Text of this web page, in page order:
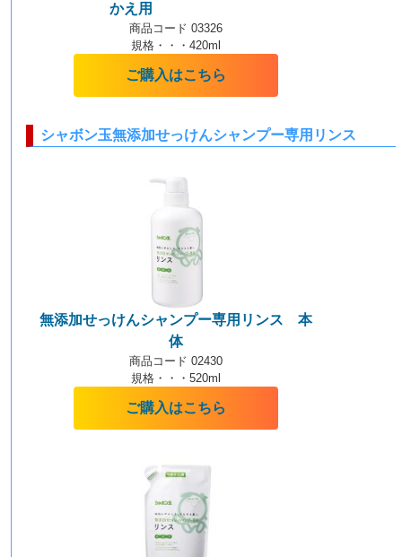
かえ用
商品コード 03326
規格・・・420ml
ご購入はこちら
シャボン玉無添加せっけんシャンプー専用リンス
無添加せっけんシャンプー専用リンス 本
体
商品コード 02430
規格・・・520ml
ご購入はこちら